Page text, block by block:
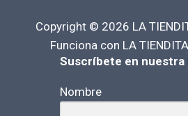
Copyright © 2026 LA
Funciona con LA
Suscríbete en nuestra
Nombre